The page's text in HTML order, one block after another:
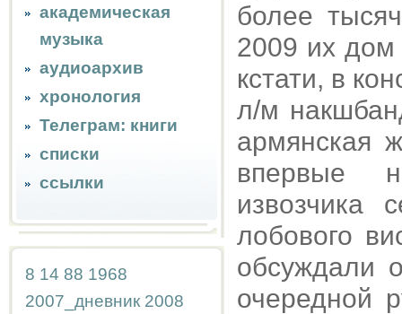
академическая
музыка
аудиоархив
хронология
Телеграм: книги
списки
ссылки
8 14 88 1968
2007_дневник 2008
более
2009 их
кстати, в
л/м
армянская
впервые
извозчика
лобового
обсуждали
очередной